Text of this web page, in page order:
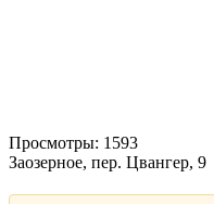
Просмотры: 1593
Заозерное, пер. Цвангер, 9